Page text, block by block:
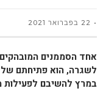
22 בפברואר 2021
אחד הסממנים
לשגרה, הוא פתיחתם של
במרץ להשיבם לפעילות